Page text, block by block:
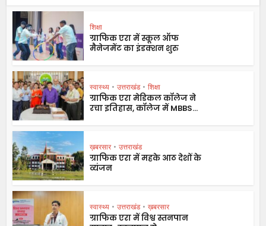
शिक्षा
ग्राफिक एरा में स्कूल ऑफ
मैनेजमेंट का इंडक्शन शुरु
स्वास्थ्य • उत्तराखंड • शिक्षा
ग्राफिक एरा मेडिकल कॉलेज ने
रचा इतिहास, कॉलेज में MBBS...
ख़बरसार • उत्तराखंड
ग्राफिक एरा में महके आठ देशों के
व्यंजन
स्वास्थ्य • उत्तराखंड • ख़बरसार
ग्राफिक एरा में विश्व स्तनपान